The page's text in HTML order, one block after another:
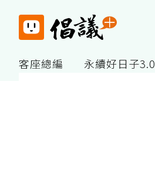
客座總編 永續好日子3.0